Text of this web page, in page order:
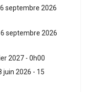
septembre 2026
septembre 2026
2027 - 0h00
juin 2026 - 15